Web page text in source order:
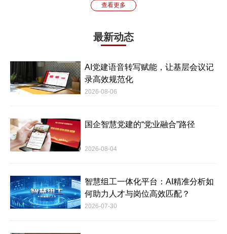
查看更多
最新动态
AI党建语音转写赋能，让基层会议记
录高效规范化
2026-08-06
国企智慧党建的“党业融合”路径
2026-08-04
智慧组工一体化平台：AI精准分析如
何助力人才与岗位高效匹配？
2026-07-30